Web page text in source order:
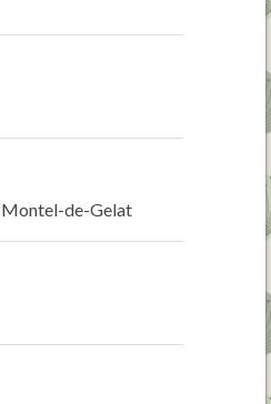
Montel-de-Gelat